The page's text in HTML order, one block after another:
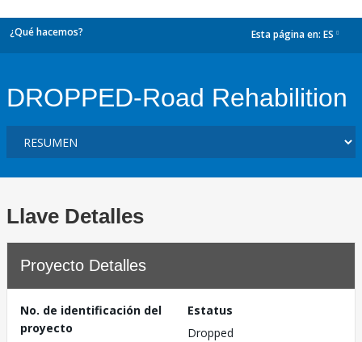
¿Qué hacemos? Esta página en: ES
DROPPED-Road Rehabilition
Llave Detalles
Proyecto Detalles
No. de identificación del
proyecto
Estatus
Dropped